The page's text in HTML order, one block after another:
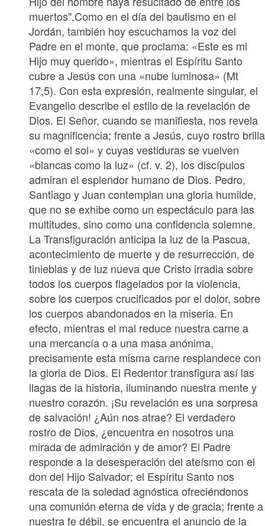
muertos".Como en el día del bautismo en el
Jordán, también hoy escuchamos la voz del
Padre en el monte, que proclama: «Este es mi
Hijo muy querido», mientras el Espíritu Santo
cubre a Jesús con una «nube luminosa» (Mt
17,5). Con esta expresión, realmente singular, el
Evangelio describe el estilo de la revelación de
Dios. El Señor, cuando se manifiesta, nos revela
su magnificencia; frente a Jesús, cuyo rostro brilla
«como el sol» y cuyas vestiduras se vuelven
«blancas como la luz» (cf. v. 2), los discípulos
admiran el esplendor humano de Dios. Pedro,
Santiago y Juan contemplan una gloria humilde,
que no se exhibe como un espectáculo para las
multitudes, sino como una confidencia solemne.
La Transfiguración anticipa la luz de la Pascua,
acontecimiento de muerte y de resurrección, de
tinieblas y de luz nueva que Cristo irradia sobre
todos los cuerpos flagelados por la violencia,
sobre los cuerpos crucificados por el dolor, sobre
los cuerpos abandonados en la miseria. En
efecto, mientras el mal reduce nuestra carne a
una mercancía o a una masa anónima,
precisamente esta misma carne resplandece con
la gloria de Dios. El Redentor transfigura así las
llagas de la historia, iluminando nuestra mente y
nuestro corazón. ¡Su revelación es una sorpresa
de salvación! ¿Aún nos atrae? El verdadero
rostro de Dios, ¿encuentra en nosotros una
mirada de admiración y de amor? El Padre
responde a la desesperación del ateísmo con el
don del Hijo Salvador; el Espíritu Santo nos
rescata de la soledad agnóstica ofreciéndonos
una comunión eterna de vida y de gracia; frente a
nuestra fe débil, se encuentra el anuncio de la